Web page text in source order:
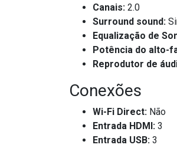
Canais: 2.0
Surround sound:
Equalização de
Potência do alto-
Reprodutor de
Conexões
Wi-Fi Direct: Não
Entrada HDMI: 3
Entrada USB: 3